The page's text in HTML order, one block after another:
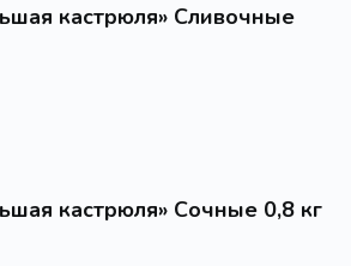
кастрюля» Сливочные
кастрюля» Сочные 0,8 кг